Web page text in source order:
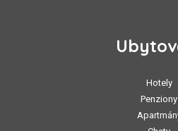
Hotely
Penziony